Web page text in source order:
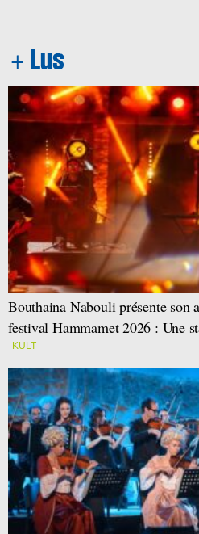
Bouthaina Nabouli présente son
festival Hammamet 2026 : Une
KULT